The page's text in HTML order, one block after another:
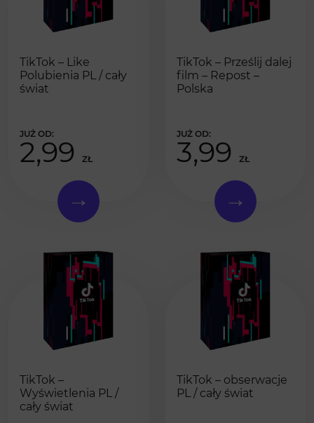
TikTok – Like
Polubienia PL / cały
świat
2,99 ZŁ
TikTok – Prześlij dalej
film – Repost –
Polska
3,99 ZŁ
TikTok –
Wyświetlenia PL /
cały świat
TikTok – obserwacje
PL / cały świat